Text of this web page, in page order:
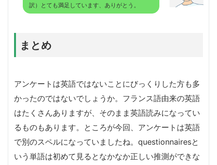
訳）とても満足しています、ありがとう。
まとめ
アンケートは英語ではないことにびっくりした方も多
かったのではないでしょうか。フランス語由来の英語
はたくさんありますが、そのまま英語読みになってい
るものもあります。ところが今回、アンケートは英語
で別のスペルになっていましたね。questionnairesと
いう単語は初めて見るとなかなか正しい推測ができな